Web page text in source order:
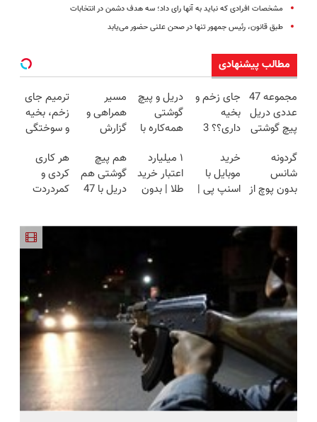
مشخصات افرادی که نباید به آنها رای داد؛‌ سه هدف دشمن در انتخابات
طبق قانون، رئیس جمهور تنها در صحن علنی حضور می‌یابد
مطالب پیشنهادی
مجموعه 47
عددی دریل
پیچ گوشتی
(تخفیف به
مدت
محدود)
جای زخم و
بخیه
داری؟؟ 3
محوش کن!
دریل و پیچ
گوشتی
همه‌کاره با
هوشمند ⚙️
(نصف
قیمت بازار
مسیر
همراهی و
گزارش
گروه اسنپ
در ۱۴۰۴
ترمیم جای
زخم، بخیه
و سوختگی
هفته!!😍
گردونه
شانس
بدون پوچ از
بیت کوین
خرید
موبایل با
اسنپ پی |
کارمزد!
۱ میلیارد
اعتبار خرید
طلا | بدون
هم پیچ
گوشتی هم
دریل با 47
هر کاری
کردی و
کمردردت
پرسشنامه و
دریافت راه